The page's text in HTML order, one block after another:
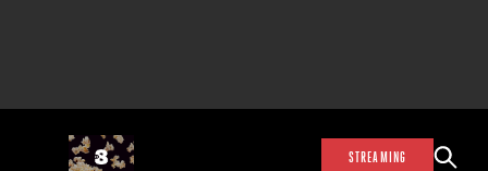
STREAMING